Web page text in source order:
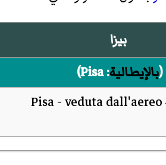
بيزا
(بالإيطالية:
Pisa
)‏